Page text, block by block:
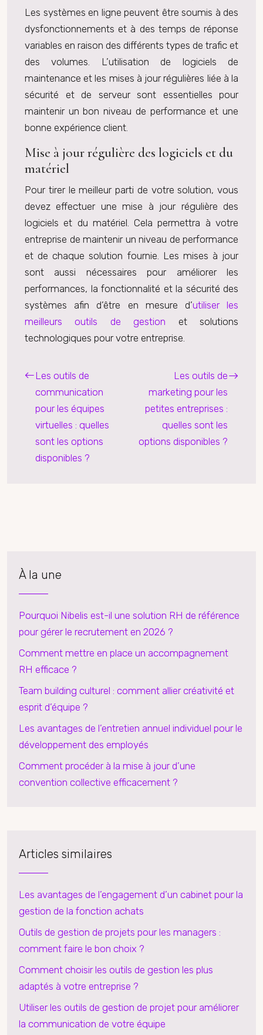
Les systèmes en ligne peuvent être soumis à des
dysfonctionnements et à des temps de réponse
variables en raison des différents types de trafic et
des volumes. L’utilisation de logiciels de
maintenance et les mises à jour régulières liée à la
sécurité et de serveur sont essentielles pour
maintenir un bon niveau de performance et une
bonne expérience client.
Mise à jour régulière des logiciels et du
matériel
Pour tirer le meilleur parti de votre solution, vous
devez effectuer une mise à jour régulière des
logiciels et du matériel. Cela permettra à votre
entreprise de maintenir un niveau de performance
et de chaque solution fournie. Les mises à jour
sont aussi nécessaires pour améliorer les
performances, la fonctionnalité et la sécurité des
systèmes afin d’être en mesure d’utiliser les
meilleurs outils de gestion et solutions
technologiques pour votre entreprise.
Les outils de
communication
pour les équipes
virtuelles : quelles
sont les options
disponibles ?
Les outils de
marketing pour les
petites entreprises :
quelles sont les
options disponibles ?
À la une
Pourquoi Nibelis est-il une solution RH de référence
pour gérer le recrutement en 2026 ?
Comment mettre en place un accompagnement
RH efficace ?
Team building culturel : comment allier créativité et
esprit d’équipe ?
Les avantages de l’entretien annuel individuel pour le
développement des employés
Comment procéder à la mise à jour d’une
convention collective efficacement ?
Articles similaires
Les avantages de l’engagement d’un cabinet pour la
gestion de la fonction achats
Outils de gestion de projets pour les managers :
comment faire le bon choix ?
Comment choisir les outils de gestion les plus
adaptés à votre entreprise ?
Utiliser les outils de gestion de projet pour améliorer
la communication de votre équipe